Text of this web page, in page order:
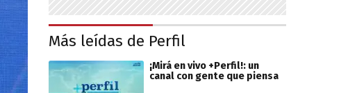
Más leídas de Perfil
¡Mirá en vivo +Perfil!: un
canal con gente que piensa